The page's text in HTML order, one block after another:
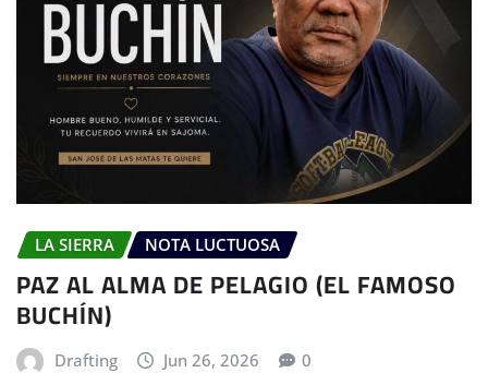
LA SIERRA NOTA LUCTUOSA
PAZ AL ALMA DE PELAGIO (EL FAMOSO
BUCHÍN)
Drafting Jun 26, 2026 0